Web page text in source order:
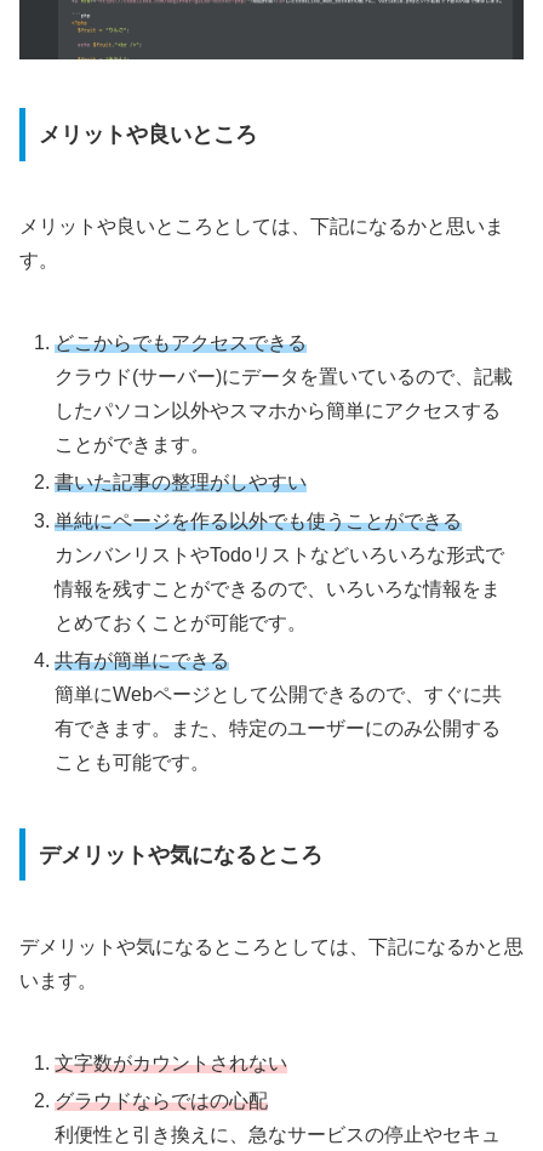
メリットや良いところ
メリットや良いところとしては、下記になるかと思いま
す。
どこからでもアクセスできる
クラウド(サーバー)にデータを置いているので、記載
したパソコン以外やスマホから簡単にアクセスする
ことができます。
書いた記事の整理がしやすい
単純にページを作る以外でも使うことができる
カンバンリストやTodoリストなどいろいろな形式で
情報を残すことができるので、いろいろな情報をま
とめておくことが可能です。
共有が簡単にできる
簡単にWebページとして公開できるので、すぐに共
有できます。また、特定のユーザーにのみ公開する
ことも可能です。
デメリットや気になるところ
デメリットや気になるところとしては、下記になるかと思
います。
文字数がカウントされない
グラウドならではの心配
利便性と引き換えに、急なサービスの停止やセキュ